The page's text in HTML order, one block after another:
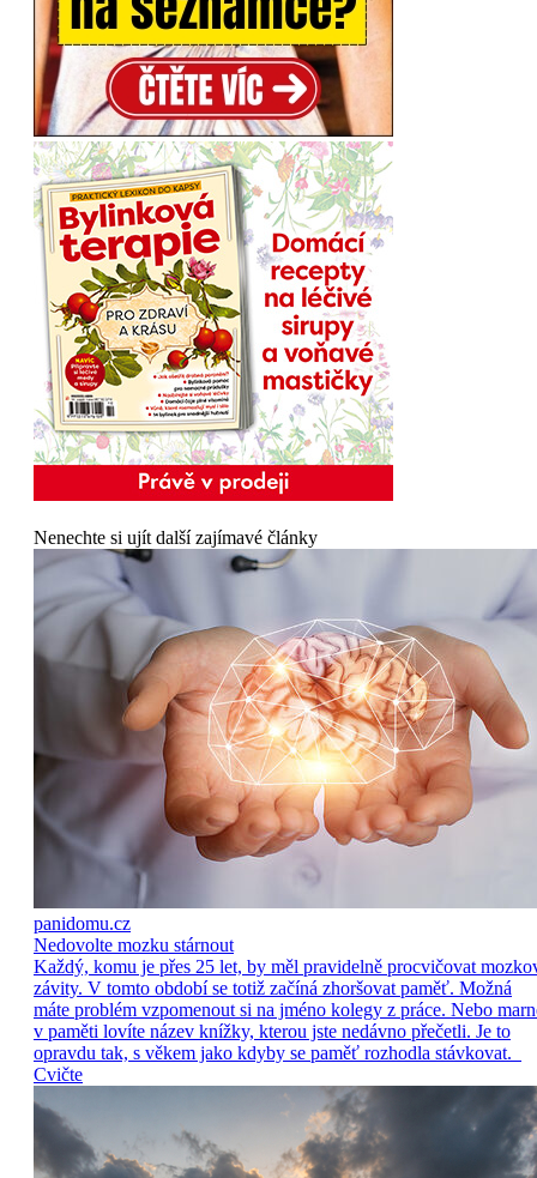
Nenechte si ujít další zajímavé články
panidomu.cz
Nedovolte mozku stárnout
Každý, komu je přes 25 let, by měl pravidelně procvičovat
závity. V tomto období se totiž začíná zhoršovat paměť. Možná
máte problém vzpomenout si na jméno kolegy z práce. Nebo
v paměti lovíte název knížky, kterou jste nedávno přečetli. Je to
opravdu tak, s věkem jako kdyby se paměť rozhodla stávkovat.
Cvičte